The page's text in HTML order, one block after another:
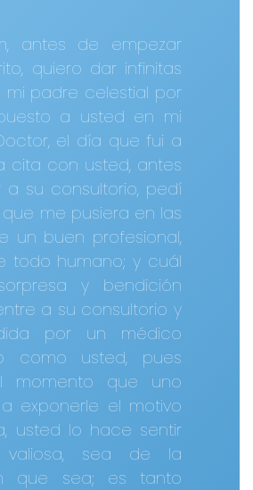
antes de empezar
quiero dar infinitas
mi padre celestial por
a usted en mi
el día que fui a
cita con usted, antes
a su consultorio, pedí
me pusiera en las
un buen profesional,
todo humano; y cuál
y bendición
a su consultorio y
por un médico
como usted, pues
momento que uno
exponerle el motivo
usted lo hace sentir
valiosa, sea de la
que sea; es tanto